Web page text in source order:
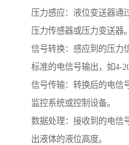
压力感应：液位变送器通
压力传感器或压力变送器。
信号转换：感应到的压力
标准的电信号输出，如4-
信号传输：转换后的电信
监控系统或控制设备。
数据处理：接收到的电信
出液体的液位高度。